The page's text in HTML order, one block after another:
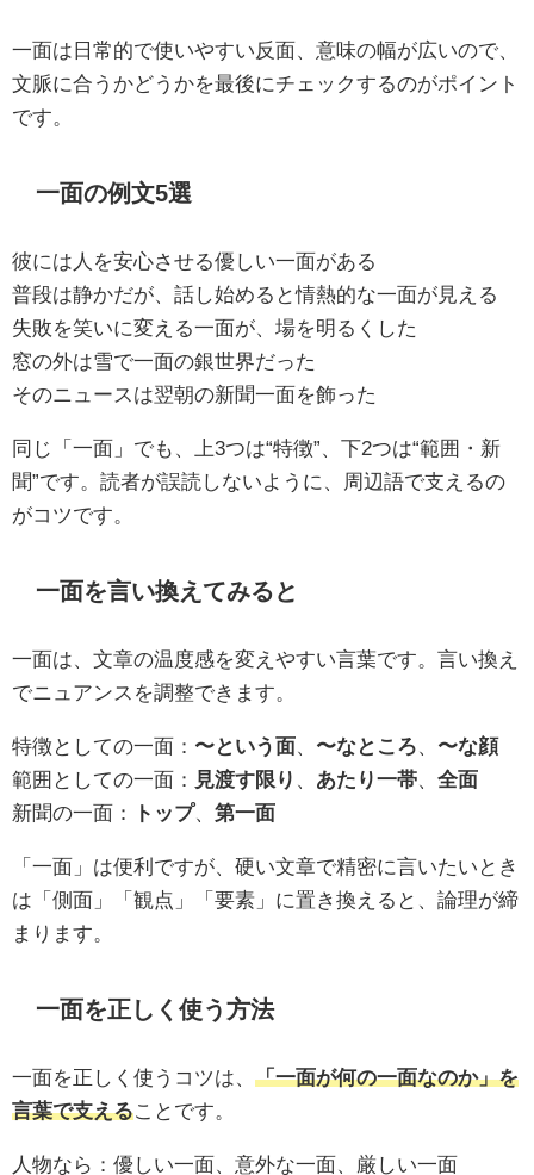
一面は日常的で使いやすい反面、意味の幅が広いので、
文脈に合うかどうかを最後にチェックするのがポイント
です。
一面の例文5選
彼には人を安心させる優しい一面がある
普段は静かだが、話し始めると情熱的な一面が見える
失敗を笑いに変える一面が、場を明るくした
窓の外は雪で一面の銀世界だった
そのニュースは翌朝の新聞一面を飾った
同じ「一面」でも、上3つは“特徴”、下2つは“範囲・新
聞”です。読者が誤読しないように、周辺語で支えるの
がコツです。
一面を言い換えてみると
一面は、文章の温度感を変えやすい言葉です。言い換え
でニュアンスを調整できます。
特徴としての一面： 〜という面 〜なところ
〜な顔
範囲としての一面： 見渡す限り あたり一帯
全面
新聞の一面：
トップ、 第一面
「一面」は便利ですが、硬い文章で精密に言いたいとき
は「側面」「観点」「要素」に置き換えると、論理が締
まります。
一面を正しく使う方法
一面を正しく使うコツは、 「一面が何の一面なのか」を
言葉で支える ことです。
人物なら：優しい一面、意外な一面、厳しい一面